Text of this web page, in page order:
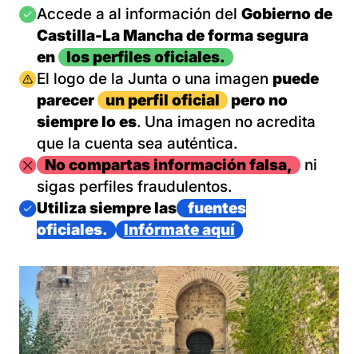
Imagen
Accede a al información del Gobierno de
Castilla-La Mancha de forma segura
en
los perfiles oficiales.
Imagen
El logo de la Junta o una imagen puede
parecer
un perfil oficial
pero no
siempre lo es. Una imagen no acredita
que la cuenta sea auténtica.
ImagenNo compartas información falsa,
ni
sigas perfiles fraudulentos.
Imagen
Utiliza siempre las
fuentes
oficiales.
Infórmate aquí